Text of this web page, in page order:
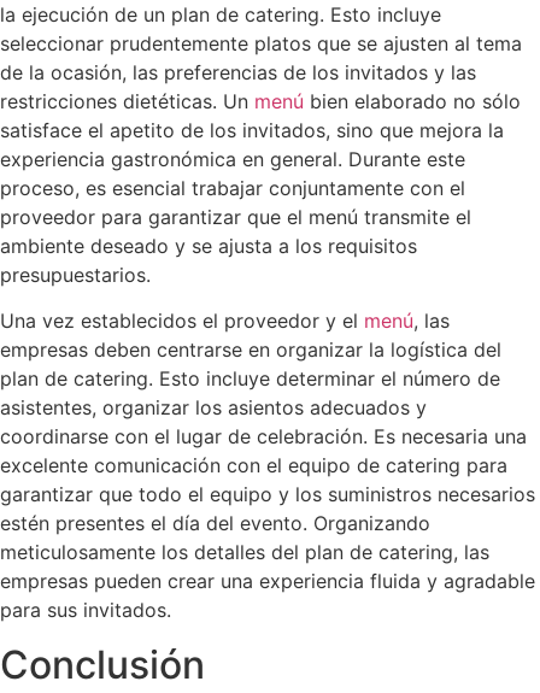
la ejecución de un plan de catering. Esto incluye
seleccionar prudentemente platos que se ajusten al tema
de la ocasión, las preferencias de los invitados y las
restricciones dietéticas. Un menú bien elaborado no sólo
satisface el apetito de los invitados, sino que mejora la
experiencia gastronómica en general. Durante este
proceso, es esencial trabajar conjuntamente con el
proveedor para garantizar que el menú transmite el
ambiente deseado y se ajusta a los requisitos
presupuestarios.
Una vez establecidos el proveedor y el menú, las
empresas deben centrarse en organizar la logística del
plan de catering. Esto incluye determinar el número de
asistentes, organizar los asientos adecuados y
coordinarse con el lugar de celebración. Es necesaria una
excelente comunicación con el equipo de catering para
garantizar que todo el equipo y los suministros necesarios
estén presentes el día del evento. Organizando
meticulosamente los detalles del plan de catering, las
empresas pueden crear una experiencia fluida y agradable
para sus invitados.
Conclusión